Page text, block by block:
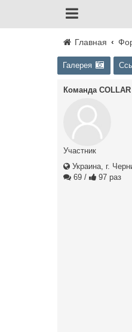
Главная
Галерея
Команда COLLAR
Участник
Украина, г.
69 / 97 раз